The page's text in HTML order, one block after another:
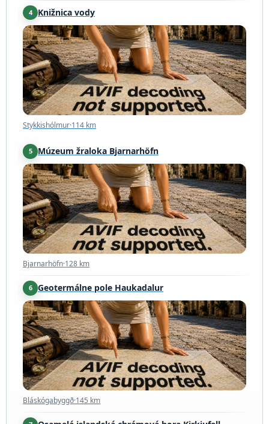
4 Knižnica vody
Stykkishólmur·114 km
Stykkishólmur·114 km
5 Múzeum žraloka Bjarnarhöfn
Bjarnarhöfn·128 km
Bjarnarhöfn·128 km
6 Geotermálne pole Haukadalur
Bláskógabyggð·145 km
Bláskógabyggð·145 km